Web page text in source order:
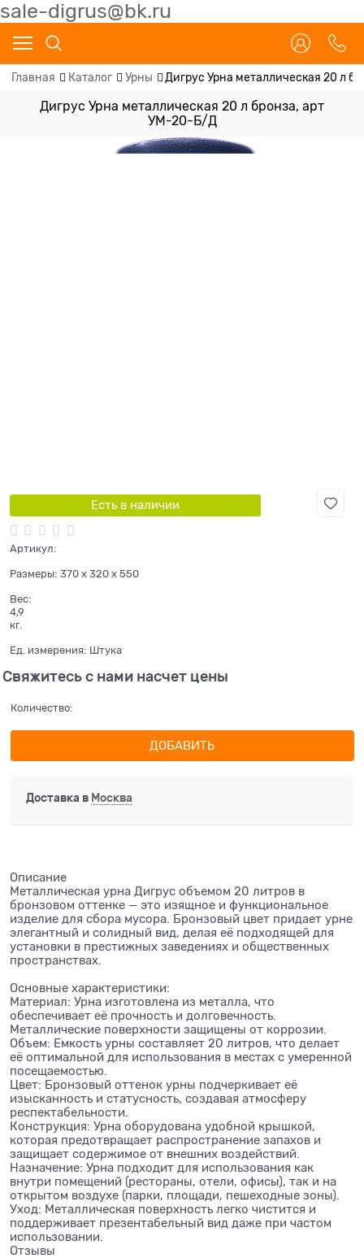
sale-digrus@bk.ru
Главная Каталог Урны Дигрус Урна металлическая 20 л
Дигрус Урна металлическая 20 л бронза, арт
УМ-20-Б/Д
Есть в наличии
Артикул:
Размеры: 370 x 320 x 550
Вес:
4,9
кг.
Ед. измерения: Штука
Свяжитесь с нами насчет цены
Количество:
ДОБАВИТЬ
Доставка в Москва
Описание
Металлическая урна Дигрус объемом 20 литров в
бронзовом оттенке — это изящное и функциональное
изделие для сбора мусора. Бронзовый цвет придает урне
элегантный и солидный вид, делая её подходящей для
установки в престижных заведениях и общественных
пространствах.
Основные характеристики:
Материал: Урна изготовлена из металла, что
обеспечивает её прочность и долговечность.
Металлические поверхности защищены от коррозии.
Объем: Емкость урны составляет 20 литров, что делает
её оптимальной для использования в местах с умеренной
посещаемостью.
Цвет: Бронзовый оттенок урны подчеркивает её
изысканность и статусность, создавая атмосферу
респектабельности.
Конструкция: Урна оборудована удобной крышкой,
которая предотвращает распространение запахов и
защищает содержимое от внешних воздействий.
Назначение: Урна подходит для использования как
внутри помещений (рестораны, отели, офисы), так и на
открытом воздухе (парки, площади, пешеходные зоны).
Уход: Металлическая поверхность легко чистится и
поддерживает презентабельный вид даже при частом
использовании.
Отзывы